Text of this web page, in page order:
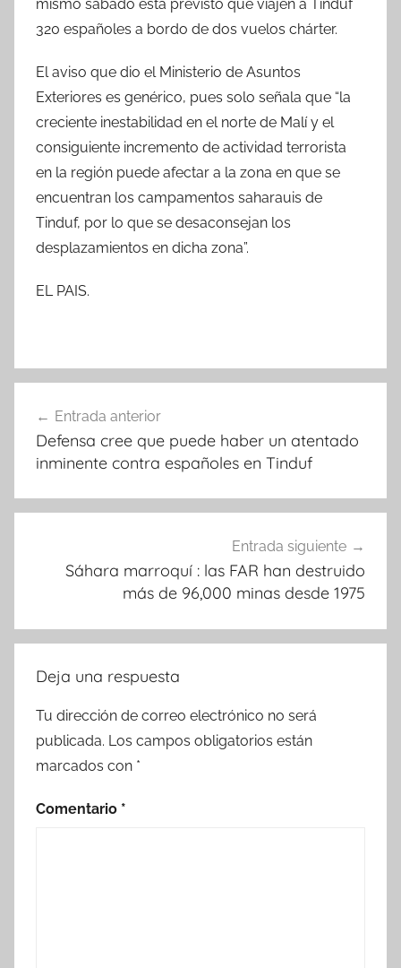
mismo sábado está previsto que viajen a Tinduf
320 españoles a bordo de dos vuelos chárter.
El aviso que dio el Ministerio de Asuntos
Exteriores es genérico, pues solo señala que “la
creciente inestabilidad en el norte de Malí y el
consiguiente incremento de actividad terrorista
en la región puede afectar a la zona en que se
encuentran los campamentos saharauis de
Tinduf, por lo que se desaconsejan los
desplazamientos en dicha zona”.
EL PAIS.
de
entradas
Entrada anterior
Defensa cree que puede haber un atentado
inminente contra españoles en Tinduf
Entrada siguiente
Sáhara marroquí : las FAR han destruido
más de 96,000 minas desde 1975
Deja una respuesta
Tu dirección de correo electrónico no será
publicada. Los campos obligatorios están
marcados con *
Comentario *